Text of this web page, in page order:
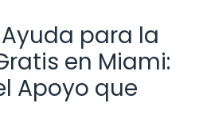
para la
en Miami:
Apoyo que